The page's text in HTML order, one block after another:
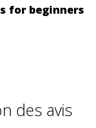
for beginners
des avis